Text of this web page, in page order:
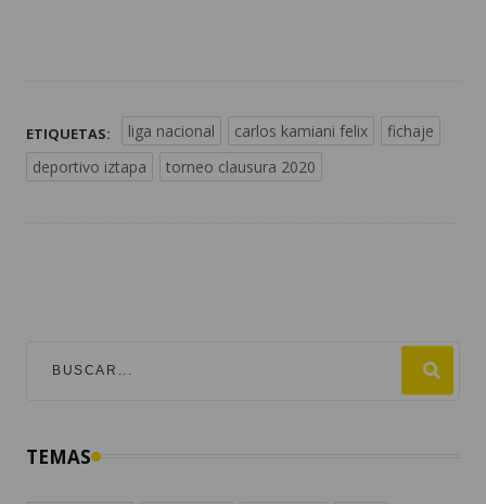
ETIQUETAS: liga nacional carlos kamiani felix
fichaje
deportivo iztapa
torneo clausura 2020
TEMAS